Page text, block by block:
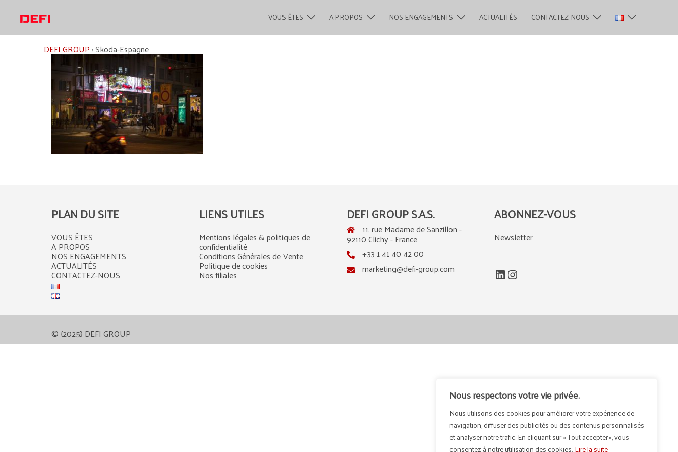
Nous respectons votre vie privée.
Nous utilisons des cookies pour améliorer votre expérience de
navigation, diffuser des publicités ou des contenus personnalisés
et analyser notre trafic. En cliquant sur « Tout accepter », vous
consentez à notre utilisation des cookies. Lire la suite
contenu VOUS ÊTES A PROPOS NOS ENGAGEMENTS ACTUALITÉS CONTACTEZ-NOUS
DEFI GROUP›Skoda-Espagne
PLAN DU SITE
VOUS ÊTES
A PROPOS
NOS ENGAGEMENTS
ACTUALITÉS
CONTACTEZ-NOUS
LIENS UTILES
Mentions légales & politiques de
confidentialité
Conditions Générales de Vente
Politique de cookies
Nos filiales
DEFI GROUP S.A.S.
11, rue Madame de Sanzillon -
92110 Clichy - France
+33 1 41 40 42 00
marketing@defi-group.com
ABONNEZ-VOUS
Newsletter
LinkedIn
Instagram
© {2025} DEFI GROUP